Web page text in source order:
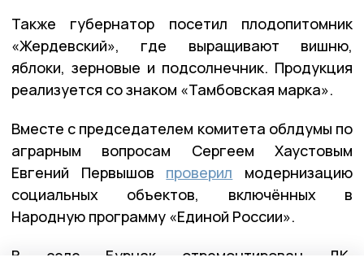
Также губернатор посетил плодопитомник
«Жердевский», где выращивают вишню,
яблоки, зерновые и подсолнечник. Продукция
реализуется со знаком «Тамбовская марка».
Вместе с председателем комитета облдумы по
аграрным вопросам Сергеем Хаустовым
Евгений Первышов проверил модернизацию
социальных объектов, включённых в
Народную программу «Единой России».
В селе Бурнак отремонтирован ДК,